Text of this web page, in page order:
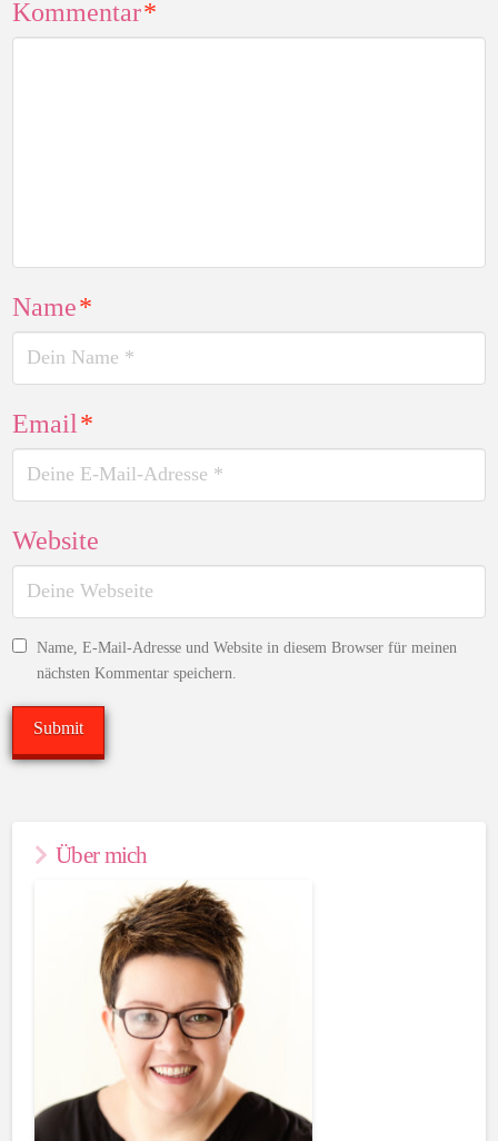
Kommentar*
Name*
Email*
Website
Name, E-Mail-Adresse und Website in diesem Browser für meinen
nächsten Kommentar speichern.
Über mich